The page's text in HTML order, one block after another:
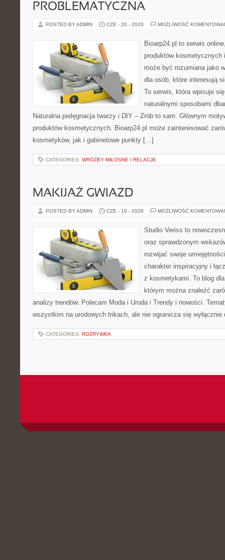
PROBLEMATYCZNA
POSTED BY ADMIN CZE - 20 - 2026 MOŻLIWOŚĆ
Bioarp24.pl to serwis
produktów kosmetycznych
może być rozumiana jako
dla osób, które interesują
To serwis, która wpisuje
naturalnymi sposobami
Naturalna pielęgnacja twarzy i DIY – Zrób to sam. Głównym
produktów kosmetycznych. Bioarp24.pl może zainteresować
kosmetyków, jak i gabinetowe punkty […]
CATEGORIES: WRÓŻBY MIŁOSNE I RELACJE
MAKIJAŻ GWIAZD
POSTED BY ADMIN CZE - 19 - 2026 MOŻLIWOŚĆ
Studio Veriss to
oraz sprawdzonym
rozwijać swoje
charakter inspiracyjny i
z kosmetykami. To blog
którym można znaleźć
analizy trendów. Polecam Moda i Uroda i Trendy i nowości.
wszystkim na urodowych trikach, ale nie ogranicza się
CATEGORIES: ROZRYWKA